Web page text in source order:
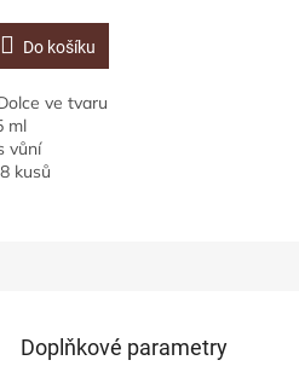
Do košíku
ve tvaru
ml
vůní
kusů
Doplňkové parametry